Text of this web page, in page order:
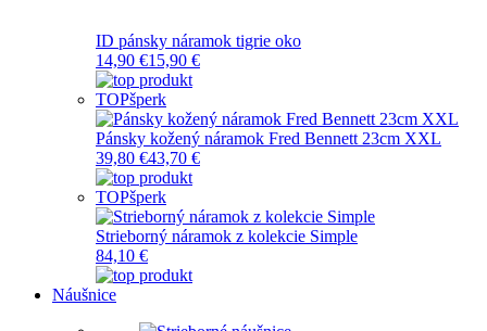
ID pánsky náramok tigrie oko
14,90 €15,90 €
TOPšperk
Pánsky kožený náramok Fred Bennett 23cm XXL
39,80 €43,70 €
TOPšperk
Strieborný náramok z kolekcie Simple
84,10 €
Náušnice